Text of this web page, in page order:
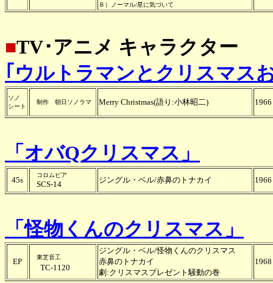
Ｂ）ノーマル/星に気づいて
■TV･アニメ キャラクター
｢ウルトラマンとクリスマス
ソノ
シート
制作 朝日ソノラマ Merry Christmas(語り:小林昭二) 1966
「オバQクリスマス」
45s
コロムビア
SCS-14 ジングル・ベル/赤鼻のトナカイ 1966
「怪物くんのクリスマス」
EP 東芝音工
TC-1120
ジングル・ベル/怪物くんのクリスマス
赤鼻のトナカイ
劇:クリスマスプレゼント騒動の巻
1968